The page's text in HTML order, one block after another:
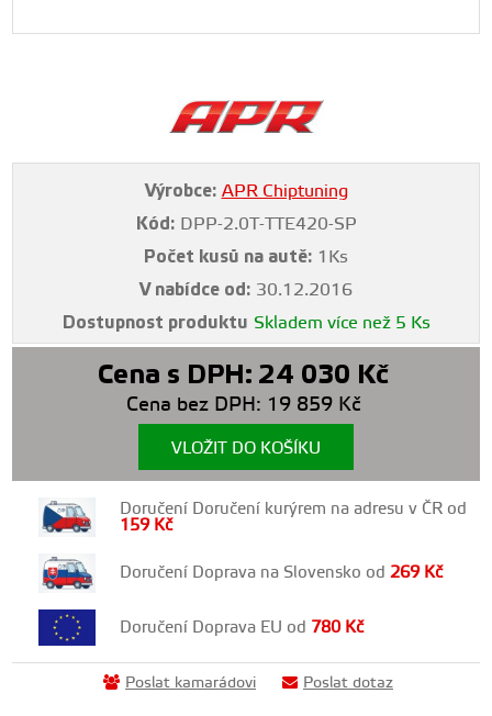
Výrobce: APR Chiptuning
Kód: DPP-2.0T-TTE420-SP
Počet kusů na autě: 1Ks
V nabídce od: 30.12.2016
Dostupnost produktu Skladem více než 5 Ks
Cena s DPH: 24 030 Kč
Cena bez DPH: 19 859 Kč
VLOŽIT DO KOŠÍKU
Doručení Doručení kurýrem na adresu v ČR od
159 Kč
Doručení Doprava na Slovensko od269 Kč
Doručení Doprava EU od 780 Kč
Poslat kamarádovi Poslat dotaz